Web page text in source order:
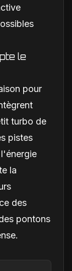
le
pour
turbo de
pistes
la
des
pontons